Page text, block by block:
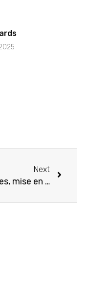
Next
Druides, mise en couleurs